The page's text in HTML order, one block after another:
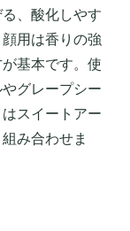
、酸化しやす
用は香りの強
基本です。使
グレープシー
スイートアー
み合わせま